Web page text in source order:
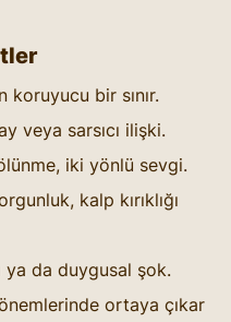
bir sınır.
veya sarsıcı ilişki.
iki yönlü sevgi.
kalp kırıklığı
ya da duygusal şok.
ortaya çıkar